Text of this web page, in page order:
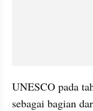
UNESCO pada
sebagai bagian